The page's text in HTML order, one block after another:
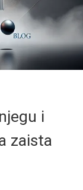
i
zaista